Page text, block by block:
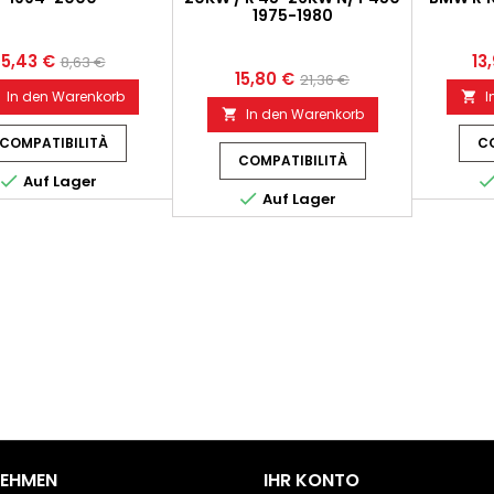
5,43 € 8,63 €
In den Warenkorb
COMPATIBILITÀ
 Auf Lager
1975-1980
15,80 € 21,36 €
 In den Warenkorb
COMPATIBILITÀ
 Auf Lager

IHR KONTO